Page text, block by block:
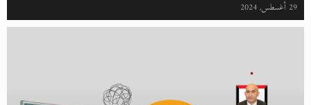
29 أغسطس, 2024